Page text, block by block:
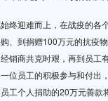
终迎难而上，在战疫的各
、到捐赠100万元的抗疫
销商共克时艰，再到员工
位员工的积极参与和付出
工个人捐助的20万元善款